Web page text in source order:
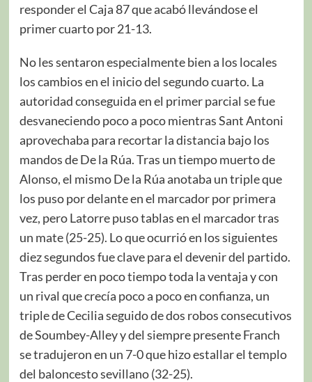
responder el Caja 87 que acabó llevándose el
primer cuarto por 21-13.
No les sentaron especialmente bien a los locales
los cambios en el inicio del segundo cuarto. La
autoridad conseguida en el primer parcial se fue
desvaneciendo poco a poco mientras Sant Antoni
aprovechaba para recortar la distancia bajo los
mandos de De la Rúa. Tras un tiempo muerto de
Alonso, el mismo De la Rúa anotaba un triple que
los puso por delante en el marcador por primera
vez, pero Latorre puso tablas en el marcador tras
un mate (25-25). Lo que ocurrió en los siguientes
diez segundos fue clave para el devenir del partido.
Tras perder en poco tiempo toda la ventaja y con
un rival que crecía poco a poco en confianza, un
triple de Cecilia seguido de dos robos consecutivos
de Soumbey-Alley y del siempre presente Franch
se tradujeron en un 7-0 que hizo estallar el templo
del baloncesto sevillano (32-25).